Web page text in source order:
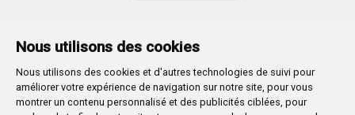
Nous utilisons des cookies
Nous utilisons des cookies et d'autres technologies de suivi pour
améliorer votre expérience de navigation sur notre site, pour vous
montrer un contenu personnalisé et des publicités ciblées, pour
Plaza Mayor 1- 09071BURGOS
947 288 800 CIF: P-0906100-C